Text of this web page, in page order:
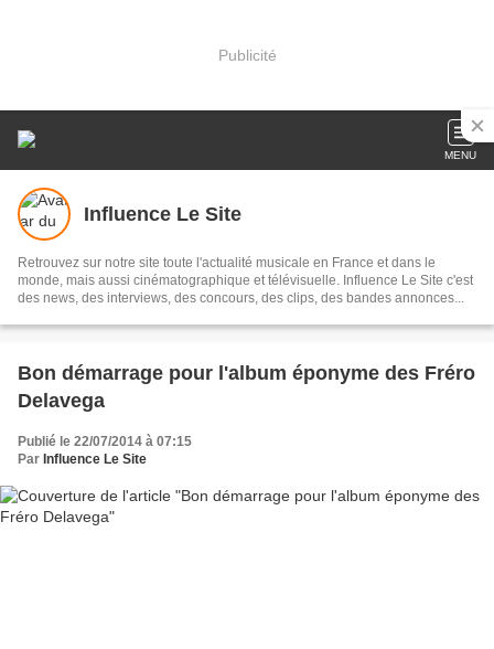
Publicité
MENU
Influence Le Site
Retrouvez sur notre site toute l'actualité musicale en France et dans le
monde, mais aussi cinématographique et télévisuelle. Influence Le Site c'est
des news, des interviews, des concours, des clips, des bandes annonces...
Bon démarrage pour l'album éponyme des Fréro
Delavega
Publié le 22/07/2014 à 07:15
Par Influence Le Site